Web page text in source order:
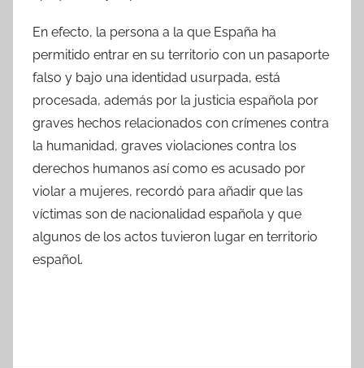
En efecto, la persona a la que España ha
permitido entrar en su territorio con un pasaporte
falso y bajo una identidad usurpada, está
procesada, además por la justicia española por
graves hechos relacionados con crímenes contra
la humanidad, graves violaciones contra los
derechos humanos así como es acusado por
violar a mujeres, recordó para añadir que las
víctimas son de nacionalidad española y que
algunos de los actos tuvieron lugar en territorio
español.